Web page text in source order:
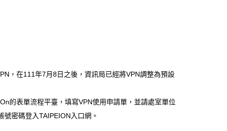
，在111年7月8日之後，資訊局已經將VPN調整為預設
的表單流程平臺，填寫VPN使用申請單，並請處室單位
密碼登入TAIPEION入口網。